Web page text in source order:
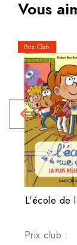
Vous
L'école de
Prix club :
navigate_before